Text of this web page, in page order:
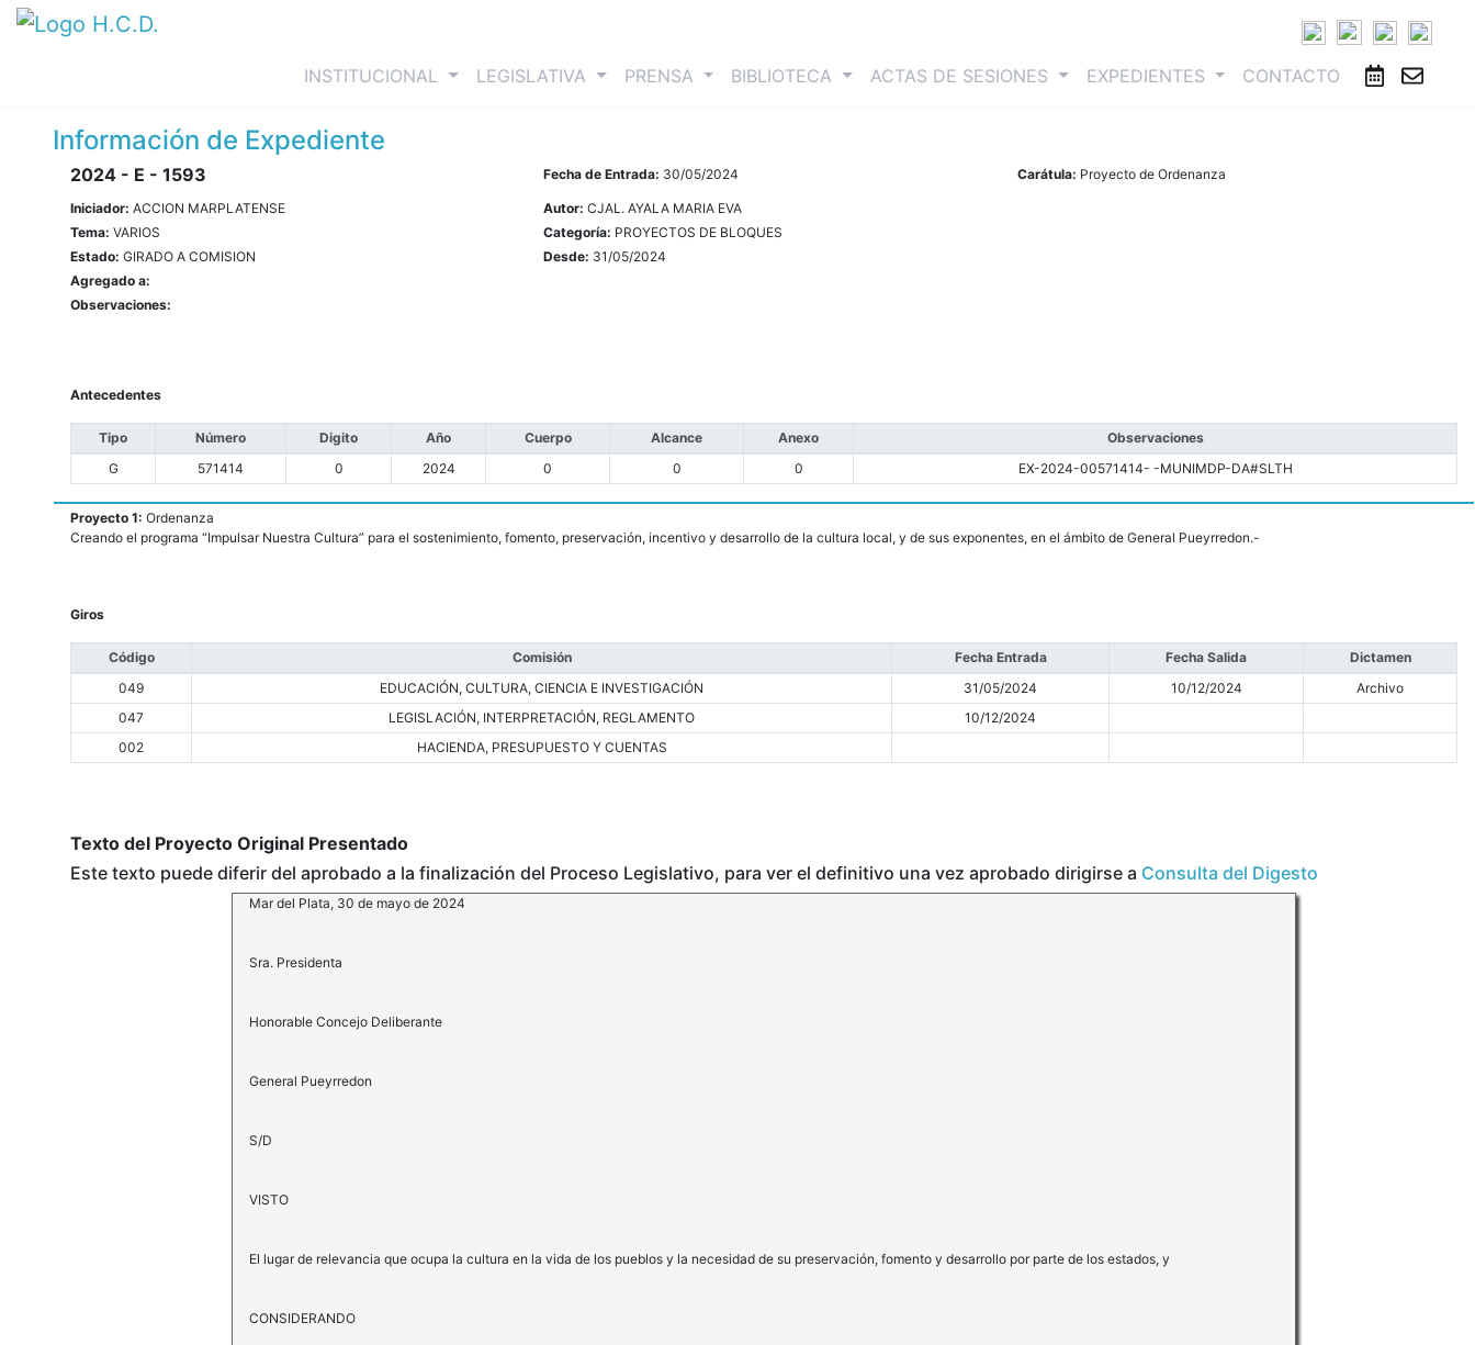
INSTITUCIONAL (current)LEGISLATIVA PRENSA BIBLIOTECA ACTAS DE SESIONES EXPEDIENTES CONTACTO
Información de Expediente
2024 - E - 1593 Fecha de Entrada: 30/05/2024 Carátula: Proyecto de Ordenanza
Iniciador: ACCION MARPLATENSE Autor:CJAL. AYALA MARIA EVA
Tema: VARIOS Categoría: PROYECTOS DE BLOQUES
Estado: GIRADO A COMISION Desde: 31/05/2024
Agregado a:
Observaciones:
Antecedentes
Tipo Número Digito Año Cuerpo Alcance Anexo
Observaciones
G
571414 0 2024 0 0 0 EX-2024-00571414- -MUNIMDP-DA#SLTH
Proyecto 1: Ordenanza
Creando el programa “Impulsar Nuestra Cultura” para el sostenimiento, fomento, preservación, incentivo y desarrollo de la cultura local, y de sus exponentes, en el ámbito de General Pueyrredon.-
Giros
Código Comisión Fecha Entrada Fecha Salida
Dictamen
049
EDUCACIÓN, CULTURA, CIENCIA E INVESTIGACIÓN 31/05/2024 10/12/2024
Archivo
047
LEGISLACIÓN, INTERPRETACIÓN, REGLAMENTO
10/12/2024
002
HACIENDA, PRESUPUESTO Y CUENTAS
Texto del Proyecto Original Presentado
Este texto puede diferir del aprobado a la finalización del Proceso Legislativo, para ver el definitivo una vez aprobado dirigirse a Consulta del Digesto
Mar del Plata, 30 de mayo de 2024
Sra. Presidenta
Honorable Concejo Deliberante
General Pueyrredon
S/D
VISTO
El lugar de relevancia que ocupa la cultura en la vida de los pueblos y la necesidad de su preservación, fomento y desarrollo por parte de los estados, y
CONSIDERANDO